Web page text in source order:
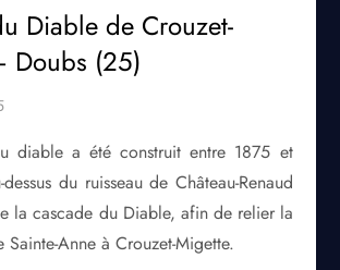
Diable de Crouzet-
Doubs (25)
diable a été construit entre 1875 et
du ruisseau de Château-Renaud
la cascade du Diable, afin de relier la
Sainte-Anne à Crouzet-Migette.